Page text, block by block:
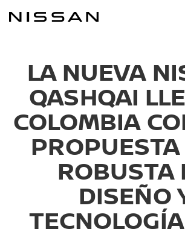
LA NUEVA
QASHQAI
COLOMBIA
ROBUSTA
DISEÑO